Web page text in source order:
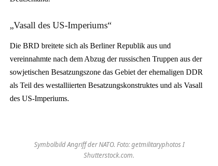
„Vasall des US-Imperiums“
Die BRD breitete sich als Berliner Republik aus und
vereinnahmte nach dem Abzug der russischen Truppen aus der
sowjetischen Besatzungszone das Gebiet der ehemaligen DDR
als Teil des westalliierten Besatzungskonstruktes und als Vasall
des US-Imperiums.
Symbolbild Angriff der NATO. Foto: getmilitaryphotos I
Shutterstock.com.